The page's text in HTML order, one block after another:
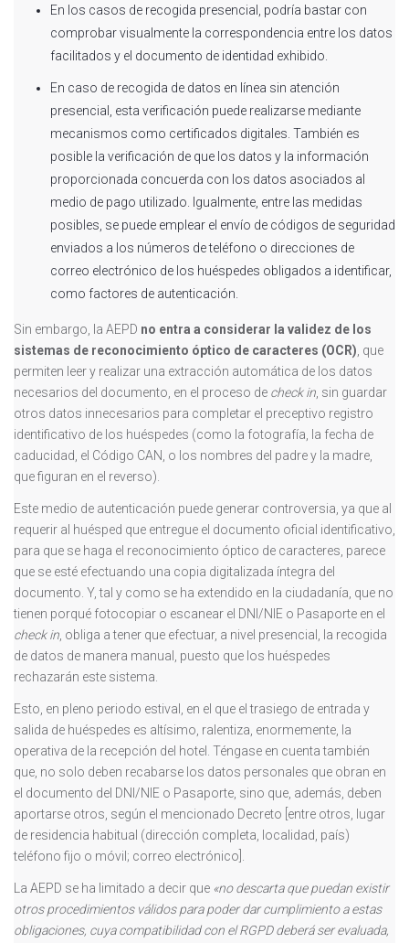
En los casos de recogida presencial, podría bastar con
comprobar visualmente la correspondencia entre los datos
facilitados y el documento de identidad exhibido.
En caso de recogida de datos en línea sin atención
presencial, esta verificación puede realizarse mediante
mecanismos como certificados digitales. También es
posible la verificación de que los datos y la información
proporcionada concuerda con los datos asociados al
medio de pago utilizado. Igualmente, entre las medidas
posibles, se puede emplear el envío de códigos de seguridad
enviados a los números de teléfono o direcciones de
correo electrónico de los huéspedes obligados a identificar,
como factores de autenticación.
Sin embargo, la AEPD no entra a considerar la validez de los
sistemas de reconocimiento óptico de caracteres (OCR) , que
permiten leer y realizar una extracción automática de los datos
necesarios del documento, en el proceso de check in , sin guardar
otros datos innecesarios para completar el preceptivo registro
identificativo de los huéspedes (como la fotografía, la fecha de
caducidad, el Código CAN, o los nombres del padre y la madre,
que figuran en el reverso).
Este medio de autenticación puede generar controversia, ya que al
requerir al huésped que entregue el documento oficial identificativo,
para que se haga el reconocimiento óptico de caracteres, parece
que se esté efectuando una copia digitalizada íntegra del
documento. Y, tal y como se ha extendido en la ciudadanía, que no
tienen porqué fotocopiar o escanear el DNI/NIE o Pasaporte en el
check in , obliga a tener que efectuar, a nivel presencial, la recogida
de datos de manera manual, puesto que los huéspedes
rechazarán este sistema.
Esto, en pleno periodo estival, en el que el trasiego de entrada y
salida de huéspedes es altísimo, ralentiza, enormemente, la
operativa de la recepción del hotel. Téngase en cuenta también
que, no solo deben recabarse los datos personales que obran en
el documento del DNI/NIE o Pasaporte, sino que, además, deben
aportarse otros, según el mencionado Decreto [entre otros, lugar
de residencia habitual (dirección completa, localidad, país)
teléfono fijo o móvil; correo electrónico].
La AEPD se ha limitado a decir que «no descarta que puedan existir
otros procedimientos válidos para poder dar cumplimiento a estas
obligaciones, cuya compatibilidad con el RGPD deberá ser evaluada,